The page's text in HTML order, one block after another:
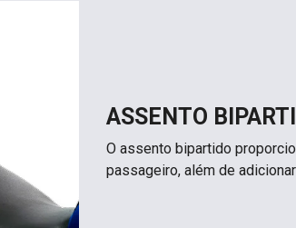
ASSENTO
O assento bipartido
passageiro, além de